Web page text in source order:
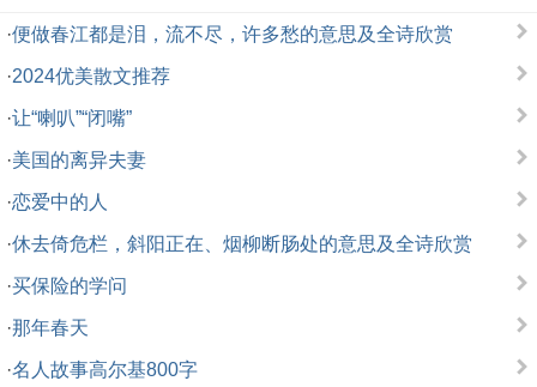
·便做春江都是泪，流不尽，许多愁的意思及全诗欣赏
·2024优美散文推荐
·让“喇叭”“闭嘴”
·美国的离异夫妻
·恋爱中的人
·休去倚危栏，斜阳正在、烟柳断肠处的意思及全诗欣赏
·买保险的学问
·那年春天
·名人故事高尔基800字